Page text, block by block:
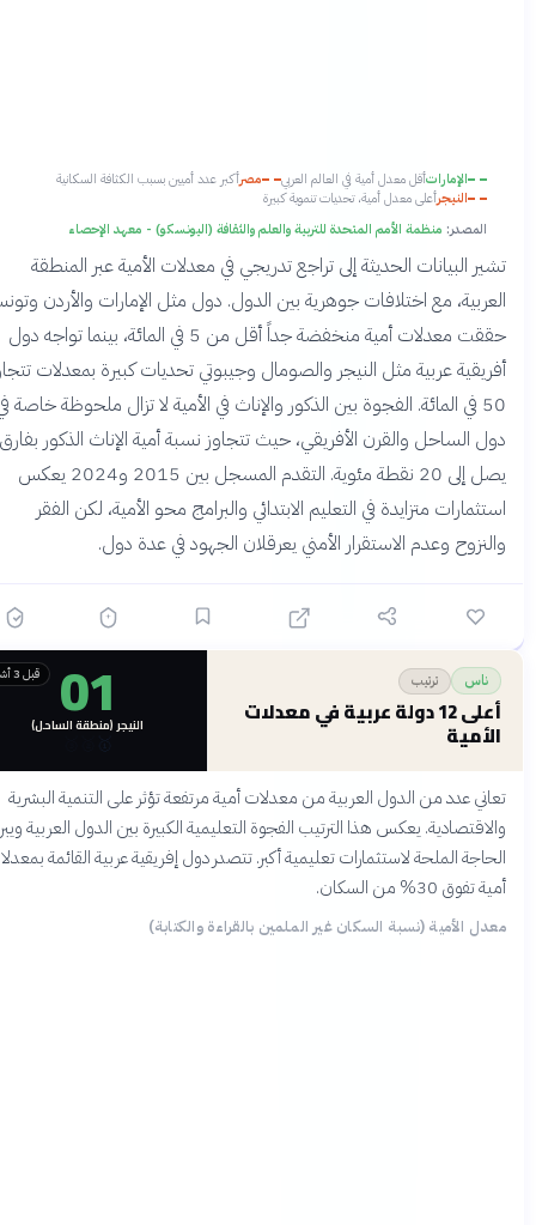
الإماراتأقل معدل أمية في العالم العربي مصر أكبر عدد أميين بسبب الكثافة السكانية
النيجرأعلى معدل أمية، تحديات تنموية كبيرة
المصدر:منظمة الأمم المتحدة للتربية والعلم والثقافة (اليونسكو) - معهد الإحصاء
البيانات الحديثة إلى تراجع تدريجي في معدلات الأمية عبر المنطقة
مع اختلافات جوهرية بين الدول. دول مثل الإمارات والأردن وتونس
حققت معدلات أمية منخفضة جداً أقل من 5 في المائة، بينما تواجه دول
عربية مثل النيجر والصومال وجيبوتي تحديات كبيرة بمعدلات تتجاوز
50 في المائة. الفجوة بين الذكور والإناث في الأمية لا تزال ملحوظة خاصة في
الساحل والقرن الأفريقي، حيث تتجاوز نسبة أمية الإناث الذكور بفارق
يصل إلى 20 نقطة مئوية. التقدم المسجل بين 2015 و2024 يعكس
متزايدة في التعليم الابتدائي والبرامج محو الأمية، لكن الفقر
وعدم الاستقرار الأمني يعرقلان الجهود في عدة دول.
ناس ترتيب
أعلى 12 دولة عربية في معدلات
الأمية
قبل 3 أشهر 01
النيجر (منطقة الساحل)
عدد من الدول العربية من معدلات أمية مرتفعة تؤثر على التنمية البشرية
يعكس هذا الترتيب الفجوة التعليمية الكبيرة بين الدول العربية ويبرز
الملحة لاستثمارات تعليمية أكبر. تتصدر دول إفريقية عربية القائمة بمعدلات
تفوق 30% من السكان.
الأمية (نسبة السكان غير الملمين بالقراءة والكتابة)